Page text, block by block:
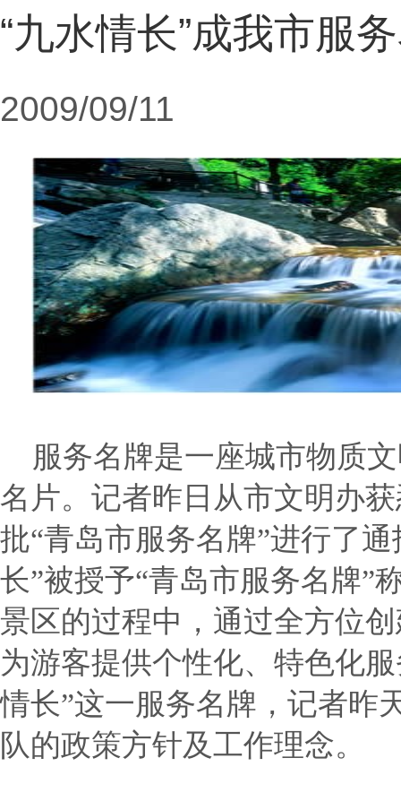
“九水情长”成我市服
2009/09/11
服务名牌是一座城市物质
名片。记者昨日从市文明办
批“青岛市服务名牌”进行了
长”被授予“青岛市服务名牌”
景区的过程中，通过全方位
为游客提供个性化、特色化
情长”这一服务名牌，记者昨
队的政策方针及工作理念。